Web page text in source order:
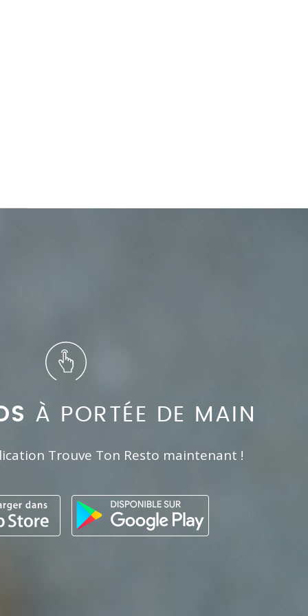
À PORTÉE DE MAIN
Trouve Ton Resto maintenant !